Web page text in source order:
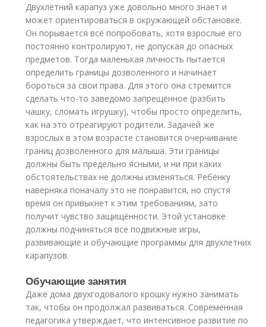
Двухлетний карапуз уже довольно много знает и
может ориентироваться в окружающей обстановке.
Он порывается всё попробовать, хотя взрослые его
постоянно контролируют, не допуская до опасных
предметов. Тогда маленькая личность пытается
определить границы дозволенного и начинает
бороться за свои права. Для этого она стремится
сделать что-то заведомо запрещённое (разбить
чашку, сломать игрушку), чтобы просто определить,
как на это отреагируют родители. Задачей же
взрослых в этом возрасте становится очерчивание
границ дозволенного для малыша. Эти границы
должны быть предельно ясными, и ни при каких
обстоятельствах не должны изменяться. Ребёнку
наверняка поначалу это не понравится, но спустя
время он привыкнет к этим требованиям, зато
получит чувство защищённости. Этой установке
должны подчиняться все подвижные игры,
развивающие и обучающие программы для двухлетних
карапузов.
Обучающие занятия
Даже дома двухгодовалого крошку нужно занимать
так, чтобы он продолжал развиваться. Современная
педагогика утверждает, что интенсивное развитие по